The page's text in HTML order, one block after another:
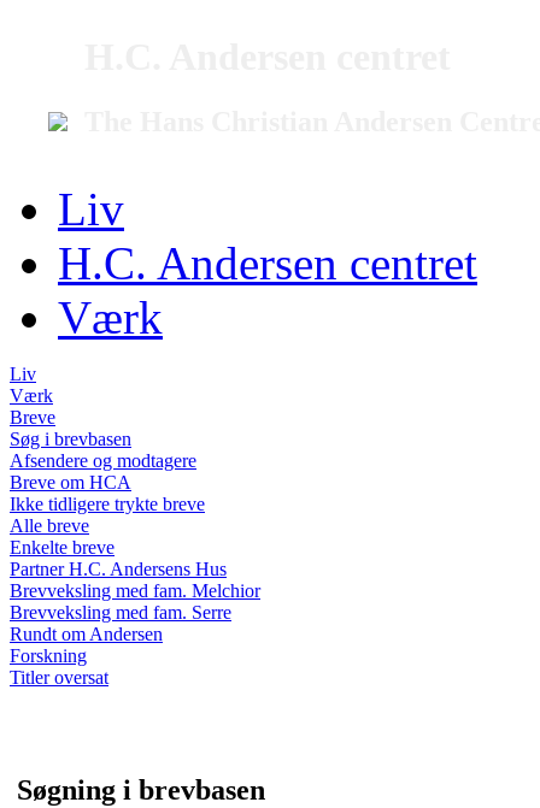
Liv
H.C. Andersen centret
Værk
Liv
Værk
Breve
Søg i brevbasen
Afsendere og modtagere
Breve om HCA
Ikke tidligere trykte breve
Alle breve
Enkelte breve
Partner H.C. Andersens Hus
Brevveksling med fam. Melchior
Brevveksling med fam. Serre
Rundt om Andersen
Forskning
Titler oversat
Søgning i brevbasen